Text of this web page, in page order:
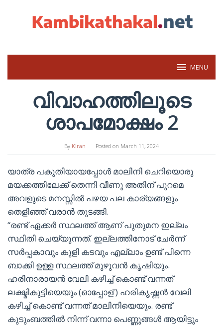
MENU
വിവാഹത്തിലൂടെ
ശാപമോക്ഷം 2
By Kiran Posted on March 11, 2024
യാത്ര പകുതിയായപ്പോൾ മാലിനി ചെറിയൊരു
മയക്കത്തിലേക്ക് തെന്നി വീണു അതിന് പുറമെ
അവളുടെ മനസ്സിൽ പഴയ പല കാര്യങ്ങളും
തെളിഞ്ഞ് വരാൻ തുടങ്ങി.
“രണ്ട് ഏക്കർ സ്ഥലത്ത് ആണ് പുതുമന ഇല്ലം
സ്ഥിതി ചെയ്യുന്നത്. ഇല്ലത്തിനോട് ചേർന്ന്
സർപ്പകാവും കുളി കടവും എല്ലാം ഉണ്ട് പിന്നെ
ബാക്കി ഉള്ള സ്ഥലത്ത് മുഴുവൻ കൃഷിയും.
ഹരിനാരായൻ വേലി കഴിച്ച് കൊണ്ട് വന്നത്
ലക്ഷ്മികുട്ടിയെയും (ഓപ്പോള് ) ഹരികൃഷ്ണൻ വേലി
കഴിച്ച് കൊണ്ട് വന്നത് മാലിനിയെയും. രണ്ട്
കുടുംബത്തിൽ നിന്ന് വന്നാ പെണ്ണുങ്ങൾ ആയിട്ടും